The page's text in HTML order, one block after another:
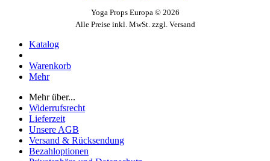
Yoga Props Europa © 2026
Alle Preise inkl. MwSt. zzgl. Versand
Katalog
Warenkorb
Mehr
Mehr über...
Widerrufsrecht
Lieferzeit
Unsere AGB
Versand & Rücksendung
Bezahloptionen